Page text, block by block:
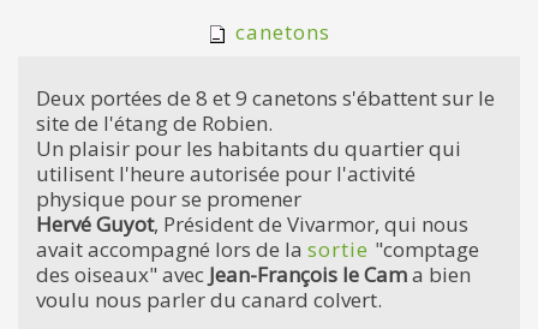
canetons
Deux portées de 8 et 9 canetons s'ébattent sur le
site de l'étang de Robien.
Un plaisir pour les habitants du quartier qui
utilisent l'heure autorisée pour l'activité
physique pour se promener
Hervé Guyot, Président de Vivarmor, qui nous
avait accompagné lors de la sortie "comptage
des oiseaux" avec Jean-François le Cama bien
voulu nous parler du canard colvert.